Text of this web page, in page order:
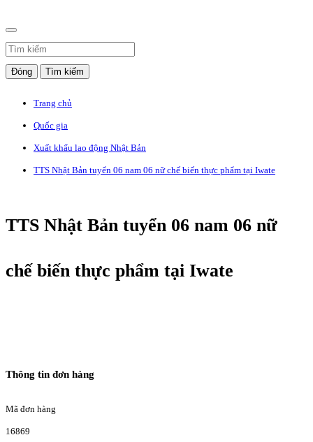
Đóng Tìm kiếm
Trang chủ
Quốc gia
Xuất khẩu lao động Nhật Bản
TTS Nhật Bản tuyển 06 nam 06 nữ chế biến thực phẩm tại Iwate
TTS Nhật Bản tuyển 06 nam 06 nữ
chế biến thực phẩm tại Iwate
Thông tin đơn hàng
Mã đơn hàng
16869